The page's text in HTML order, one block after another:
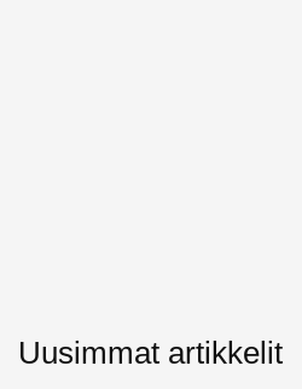
Uusimmat artikkelit